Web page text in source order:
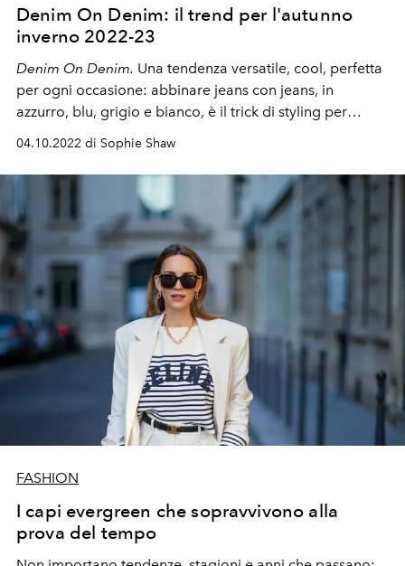
Denim On Denim: il trend per l'autunno
inverno 2022-23
Denim On Denim. Una tendenza versatile, cool, perfetta
per ogni occasione: abbinare jeans con jeans, in
azzurro, blu, grigio e bianco, è il trick di styling per
l'autunno inverno.
04.10.2022 di Sophie Shaw
FASHION
I capi evergreen che sopravvivono alla
prova del tempo